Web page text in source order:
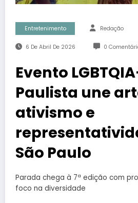
Entretenimento Redação
6 De Abril De 2026 0
Evento
Paulista une
ativismo e
São Paulo
Parada chega à 7ª edição com
foco na diversidade